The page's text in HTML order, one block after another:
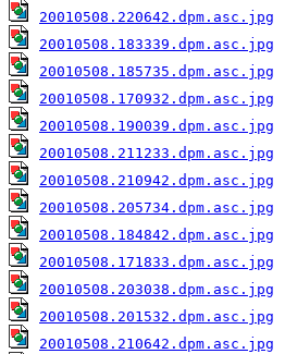
20010508.220642.dpm.asc.jpg
20010508.183339.dpm.asc.jpg
20010508.185735.dpm.asc.jpg
20010508.170932.dpm.asc.jpg
20010508.190039.dpm.asc.jpg
20010508.211233.dpm.asc.jpg
20010508.210942.dpm.asc.jpg
20010508.205734.dpm.asc.jpg
20010508.184842.dpm.asc.jpg
20010508.171833.dpm.asc.jpg
20010508.203038.dpm.asc.jpg
20010508.201532.dpm.asc.jpg
20010508.210642.dpm.asc.jpg